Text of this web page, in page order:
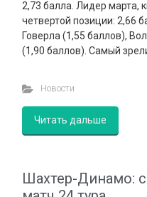
2,73 балла. Лидер марта,
четвертой позиции: 2,66
Говерла (1,55 баллов),
(1,90 баллов). Самый
Новости
Читать дальше
Шахтер-Динамо: